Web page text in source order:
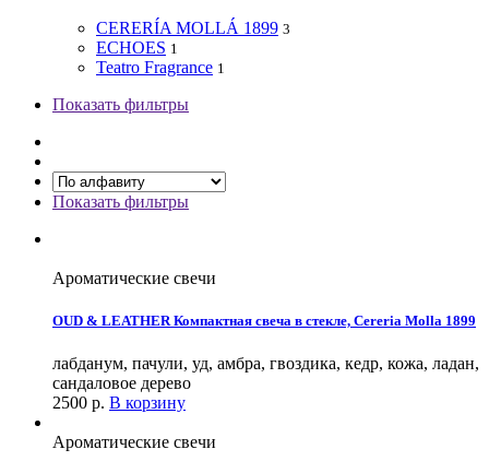
CERERÍA MOLLÁ 1899 3
ECHOES 1
Teatro Fragrance 1
Показать фильтры
Показать фильтры
Ароматические свечи
OUD & LEATHER Компактная свеча в стекле, Cereria Molla 1899
лабданум, пачули, уд, амбра, гвоздика, кедр, кожа, ладан,
сандаловое дерево
2500 р. В корзину
Ароматические свечи